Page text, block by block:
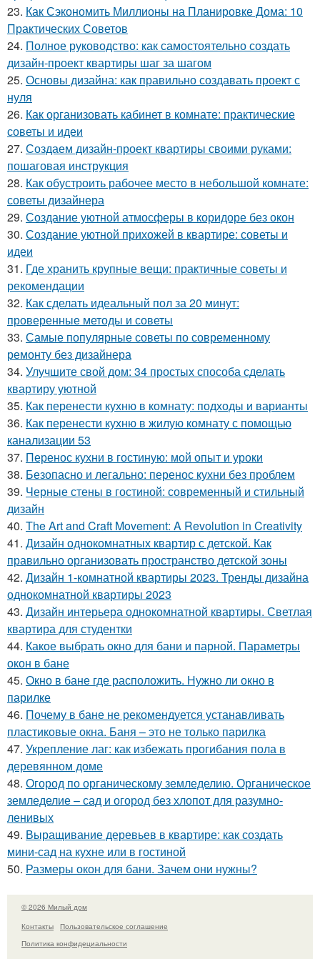
23. Как Сэкономить Миллионы на Планировке Дома: 10
Практических Советов
24. Полное руководство: как самостоятельно создать
дизайн-проект квартиры шаг за шагом
25. Основы дизайна: как правильно создавать проект с
нуля
26. Как организовать кабинет в комнате: практические
советы и идеи
27. Создаем дизайн-проект квартиры своими руками:
пошаговая инструкция
28. Как обустроить рабочее место в небольшой комнате:
советы дизайнера
29. Создание уютной атмосферы в коридоре без окон
30. Создание уютной прихожей в квартире: советы и
идеи
31. Где хранить крупные вещи: практичные советы и
рекомендации
32. Как сделать идеальный пол за 20 минут:
проверенные методы и советы
33. Самые популярные советы по современному
ремонту без дизайнера
34. Улучшите свой дом: 34 простых способа сделать
квартиру уютной
35. Как перенести кухню в комнату: подходы и варианты
36. Как перенести кухню в жилую комнату с помощью
канализации 53
37. Перенос кухни в гостиную: мой опыт и уроки
38. Безопасно и легально: перенос кухни без проблем
39. Черные стены в гостиной: современный и стильный
дизайн
40. The Art and Craft Movement: A Revolution in Creativity
41. Дизайн однокомнатных квартир с детской. Как
правильно организовать пространство детской зоны
42. Дизайн 1-комнатной квартиры 2023. Тренды дизайна
однокомнатной квартиры 2023
43. Дизайн интерьера однокомнатной квартиры. Светлая
квартира для студентки
44. Какое выбрать окно для бани и парной. Параметры
окон в бане
45. Окно в бане где расположить. Нужно ли окно в
парилке
46. Почему в бане не рекомендуется устанавливать
пластиковые окна. Баня – это не только парилка
47. Укрепление лаг: как избежать прогибания пола в
деревянном доме
48. Огород по органическому земледелию. Органическое
земледелие – сад и огород без хлопот для разумно-
ленивых
49. Выращивание деревьев в квартире: как создать
мини-сад на кухне или в гостиной
50. Размеры окон для бани. Зачем они нужны?
© 2026 Милый дом
Контакты
Пользовательское соглашение
Политика конфидециальности